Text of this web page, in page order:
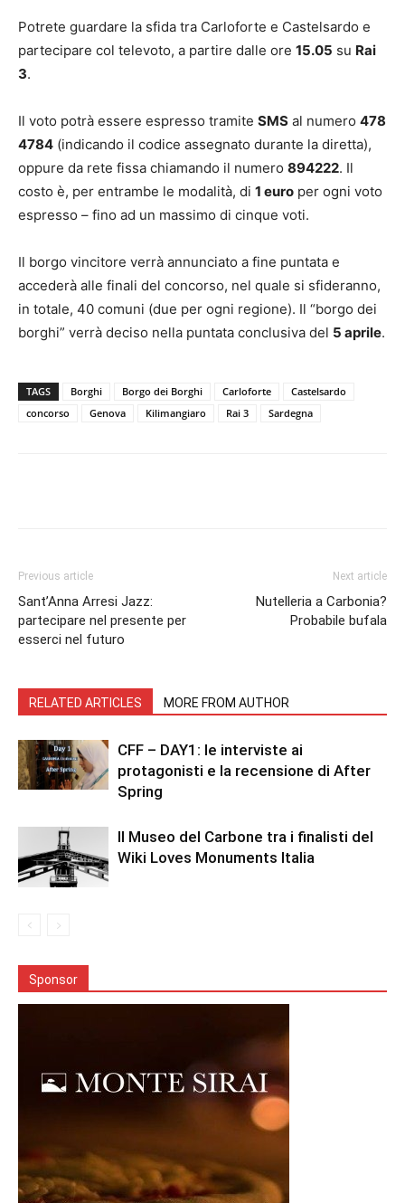
Potrete guardare la sfida tra Carloforte e Castelsardo e
partecipare col televoto, a partire dalle ore 15.05 su Rai
3.
Il voto potrà essere espresso tramite SMS al numero 478
4784 (indicando il codice assegnato durante la diretta),
oppure da rete fissa chiamando il numero 894222. Il
costo è, per entrambe le modalità, di 1 euro per ogni voto
espresso – fino ad un massimo di cinque voti.
Il borgo vincitore verrà annunciato a fine puntata e
accederà alle finali del concorso, nel quale si sfideranno,
in totale, 40 comuni (due per ogni regione). Il “borgo dei
borghi” verrà deciso nella puntata conclusiva del 5 aprile.
TAGS Borghi Borgo dei Borghi Carloforte
Castelsardo
concorso
Genova Kilimangiaro Rai 3 Sardegna
Previous article
Sant’Anna Arresi Jazz:
partecipare nel presente per
esserci nel futuro
Next article
Nutelleria a Carbonia?
Probabile bufala
RELATED ARTICLES MORE FROM AUTHOR
CFF – DAY1: le interviste ai
protagonisti e la recensione di After
Spring
Il Museo del Carbone tra i finalisti del
Wiki Loves Monuments Italia
Sponsor